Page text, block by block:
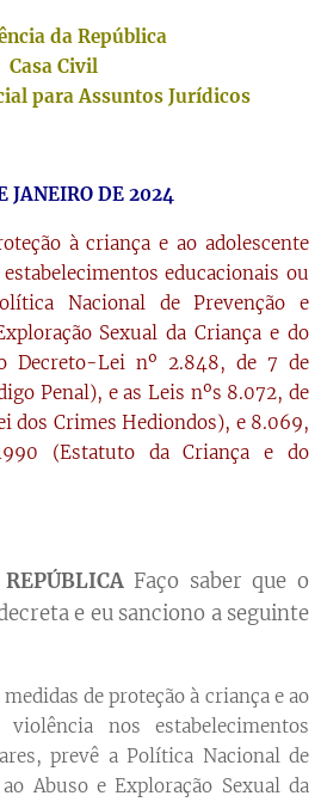
da República
Casa Civil
para Assuntos Jurídicos
JANEIRO DE 2024
à criança e ao adolescente
educacionais ou
Nacional de Prevenção e
Sexual da Criança e do
Decreto-Lei nº 2.848, de 7 de
Penal), e as Leis nºs 8.072, de
dos Crimes Hediondos), e 8.069,
(Estatuto da Criança e do
Faço saber que o
e eu sanciono a seguinte
de proteção à criança e ao
nos estabelecimentos
prevê a Política Nacional de
Abuso e Exploração Sexual da